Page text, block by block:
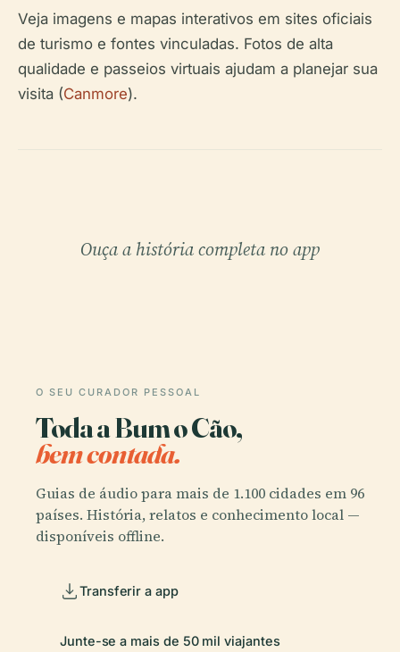
Veja imagens e mapas interativos em sites oficiais
de turismo e fontes vinculadas. Fotos de alta
qualidade e passeios virtuais ajudam a planejar sua
visita (Canmore).
Ouça a história completa no app
O SEU CURADOR PESSOAL
Toda a Bum o Cão,
bem contada.
Guias de áudio para mais de 1.100 cidades em 96
países. História, relatos e conhecimento local —
disponíveis offline.
Transferir a app
Junte-se a mais de 50 mil viajantes